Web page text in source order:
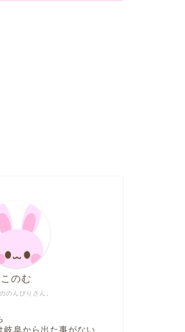
のんびりさん。
このむ
岐阜から出た事がない